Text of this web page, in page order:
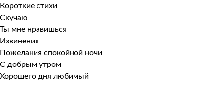
Короткие стихи
Скучаю
Ты мне нравишься
Извинения
Пожелания спокойной ночи
С добрым утром
Хорошего дня любимый